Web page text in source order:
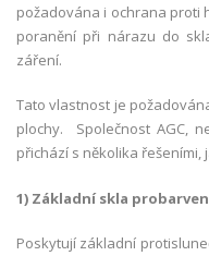
požadována i ochrana proti
poranění při nárazu do
záření.
Tato vlastnost je
plochy. Společnost AGC,
přichází s několika
1) Základní skla
Poskytují základní